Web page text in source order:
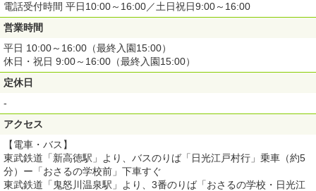
電話受付時間 平日10:00～16:00／土日祝日9:00～16:00
営業時間
平日 10:00～16:00（最終入園15:00）
休日・祝日 9:00～16:00（最終入園15:00）
定休日
-
アクセス
【電車・バス】
東武鉄道「新高徳駅」より、バスのりば「日光江戸村行」乗車（約5
分）ー「おさるの学校前」下車すぐ
東武鉄道「鬼怒川温泉駅」より、3番のりば「おさるの学校・日光江